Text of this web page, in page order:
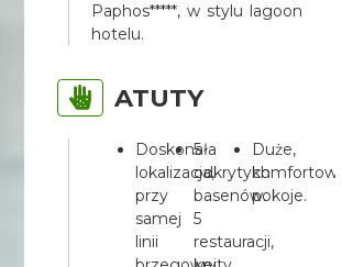
Paphos*****, w stylu lagoon
hotelu.
ATUTY
Doskonała
lokalizacja,
przy
samej
linii
5
odkrytych
basenów.
5
restauracji,
Duże,
komfortowe
pokoje.